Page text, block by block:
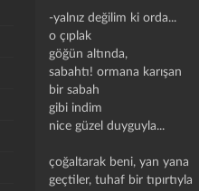
-yalnız değilim ki orda...
o çıplak
göğün altında,
sabahtı! ormana karışan
bir sabah
gibi indim
nice güzel duyguyla...
çoğaltarak beni, yan yana
geçtiler, tuhaf bir tıpırtıyla